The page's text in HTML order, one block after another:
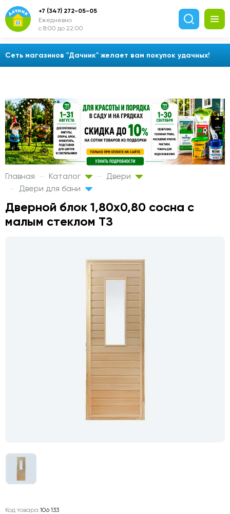
Сеть магазинов "Дачник" желает вам покупок удачных!
+7 (347) 272-05-05
Ежедневно
с 8:00 до 22:00
Главная Каталог
Двери
Двери для бани
Дверной блок 1,80х0,80 сосна с
малым стеклом ТЗ
Код товара 106 133